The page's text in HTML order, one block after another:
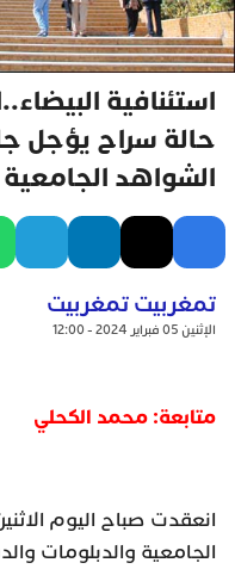
استئنافية
حالة سراح يؤجل
الشواهد
تمغربيت تمغربيت
الإثنين 05 فبراير 2024 - 12:00
متابعة: محمد الكحلي
انعقدت صباح اليوم
الجامعية والدبلومات